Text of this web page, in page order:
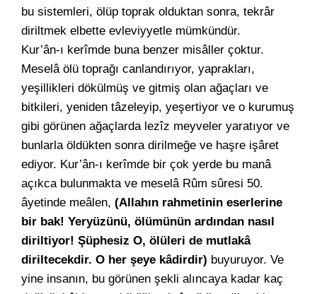
bu sistemleri, ölüp toprak olduktan sonra, tekrâr
diriltmek elbette evleviyyetle mümkündür.
Kur’ân-ı kerîmde buna benzer misâller çoktur.
Meselâ ölü toprağı canlandırıyor, yaprakları,
yeşillikleri dökülmüş ve gitmiş olan ağaçları ve
bitkileri, yeniden tâzeleyip, yeşertiyor ve o kurumuş
gibi görünen ağaçlarda lezîz meyveler yaratıyor ve
bunlarla öldükten sonra dirilmeğe ve haşre işâret
ediyor. Kur’ân-ı kerîmde bir çok yerde bu manâ
açıkca bulunmakta ve meselâ Rûm sûresi 50.
âyetinde meâlen, (Allahın rahmetinin eserlerine
bir bak! Yeryüzünü, ölümünün ardından nasıl
diriltiyor! Şüphesiz O, ölüleri de mutlakâ
diriltecekdir. O her şeye kâdirdir) buyuruyor. Ve
yine insanın, bu görünen şekli alıncaya kadar kaç